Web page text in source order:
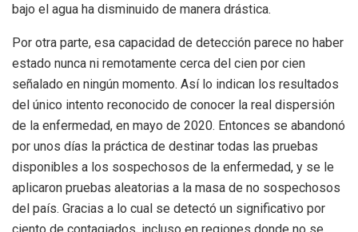
bajo el agua ha disminuido de manera drástica.
Por otra parte, esa capacidad de detección parece no haber
estado nunca ni remotamente cerca del cien por cien
señalado en ningún momento. Así lo indican los resultados
del único intento reconocido de conocer la real dispersión
de la enfermedad, en mayo de 2020. Entonces se abandonó
por unos días la práctica de destinar todas las pruebas
disponibles a los sospechosos de la enfermedad, y se le
aplicaron pruebas aleatorias a la masa de no sospechosos
del país. Gracias a lo cual se detectó un significativo por